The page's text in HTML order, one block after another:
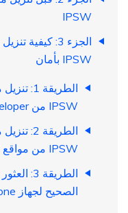
IPSW
IPSW بأمان
IPSW من Apple Developer
IPSW من مواقع IPSW الموثوقة
الصحيح لجهاز iPhone الخاص بك